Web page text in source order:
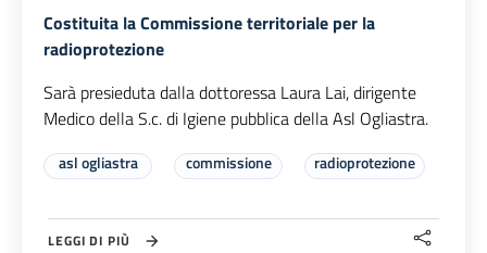
Costituita la Commissione territoriale per la
radioprotezione
Sarà presieduta dalla dottoressa Laura Lai, dirigente
Medico della S.c. di Igiene pubblica della Asl Ogliastra.
asl ogliastra commissione radioprotezione
LEGGI DI PIÙ